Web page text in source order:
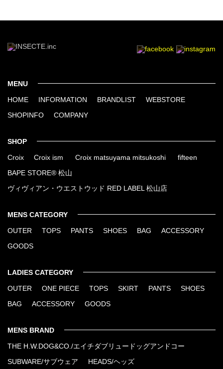
MENU
HOME INFORMATION BRANDLIST WEBSTORE
SHOPINFO COMPANY
SHOP
Croix Croix ism Croix matsuyama mitsukoshi fifteen
BAPE STORE® 松山
ヴィヴィアン・ウエストウッド RED LABEL 松山店
MENS CATEGORY
OUTER TOPS PANTS SHOES BAG ACCESSORY
GOODS
LADIES CATEGORY
OUTER ONE PIECE TOPS SKIRT PANTS SHOES
BAG ACCESSORY GOODS
MENS BRAND
THE H.W.DOG&CO./エイチダブリュードッグアンドコー
SUBWARE/サブウェア HEADS/ヘッズ